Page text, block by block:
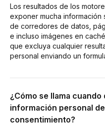
Los resultados de los
exponer mucha
de corredores de datos,
e incluso imágenes en
que excluya cualquier
personal enviando un
¿Cómo se llama cuando
información personal
consentimiento?